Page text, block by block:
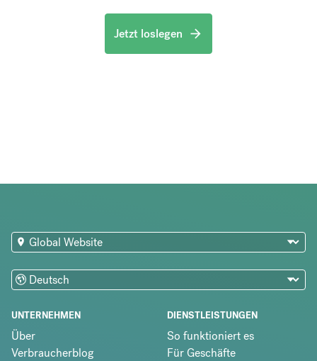
Jetzt loslegen
UNTERNEHMEN
Über
Verbraucherblog
DIENSTLEISTUNGEN
So funktioniert es
Für Geschäfte